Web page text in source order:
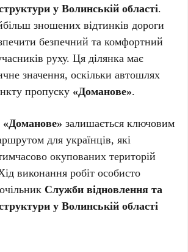
у Волинській області.
зношених відтинків дороги
безпечний та комфортний
руху. Ця ділянка має
значення, оскільки автошлях
пропуску «Доманове».
«Доманове» залишається ключовим
для українців, які
окупованих територій
виконання робіт особисто
Служби відновлення та
у Волинській області